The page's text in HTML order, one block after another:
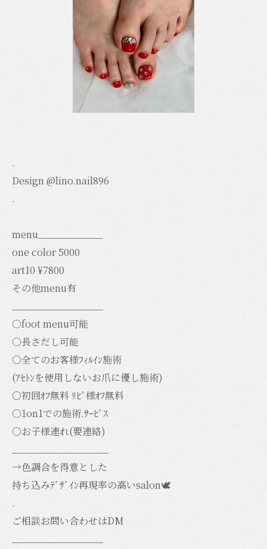
.
Design @lino.nail896
.
menu____________
one color 5000
art10 ¥7800
その他menu有
○foot menu可能
○長さだし可能
○全てのお客様ﾌｨﾙｲﾝ施術
(ｱｾﾄﾝを使用しないお爪に優し施術)
○初回ｵﾌ無料 ﾘﾋﾟ様ｵﾌ無料
○1on1での施術.ｻｰﾋﾞｽ
○お子様連れ(要連絡)
__________________
→色調合を得意とした
持ち込みﾃﾞｻﾞｲﾝ再現率の高いsalon🕊️
.
ご相談お問い合わせはDM
_________________